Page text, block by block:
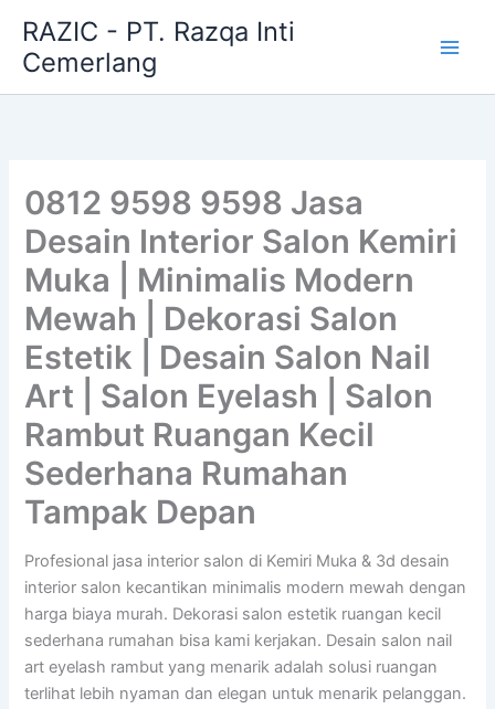
content
RAZIC - PT. Razqa Inti
Cemerlang
0812 9598 9598 Jasa
Desain Interior Salon Kemiri
Muka | Minimalis Modern
Mewah | Dekorasi Salon
Estetik | Desain Salon Nail
Art | Salon Eyelash | Salon
Rambut Ruangan Kecil
Sederhana Rumahan
Tampak Depan
Profesional jasa interior salon di Kemiri Muka & 3d desain
interior salon kecantikan minimalis modern mewah dengan
harga biaya murah. Dekorasi salon estetik ruangan kecil
sederhana rumahan bisa kami kerjakan. Desain salon nail
art eyelash rambut yang menarik adalah solusi ruangan
terlihat lebih nyaman dan elegan untuk menarik pelanggan.